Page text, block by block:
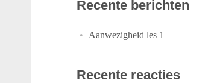
Recente berichten
Aanwezigheid les 1
Recente reacties